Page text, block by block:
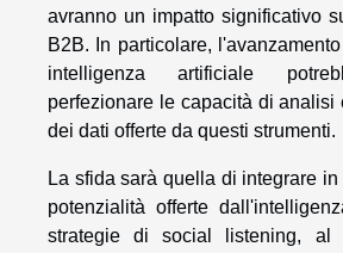
avranno un impatto significativo
B2B. In particolare,
intelligenza artificiale
perfezionare le capacità di analisi
dei dati offerte da questi strumenti.
La sfida sarà quella di integrare
potenzialità offerte
strategie di social listening,